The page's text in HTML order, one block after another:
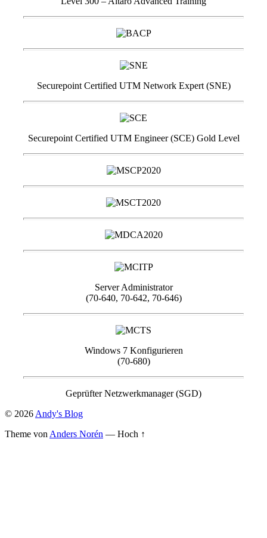
Securepoint Certified UTM Network Expert (SNE)
Securepoint Certified UTM Engineer (SCE) Gold Level
Server Administrator
(70-640, 70-642, 70-646)
Windows 7 Konfigurieren
(70-680)
Geprüfter Netzwerkmanager (SGD)
© 2026 Andy's Blog
Theme von Anders Norén — Hoch ↑